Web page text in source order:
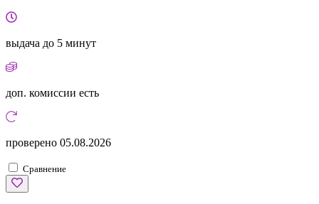
выдача до 5 минут
доп. комиссии есть
проверено 05.08.2026
Сравнение